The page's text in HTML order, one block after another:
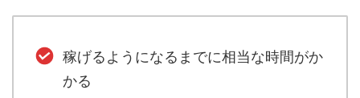
稼げるようになるまでに相当な時間がか
かる